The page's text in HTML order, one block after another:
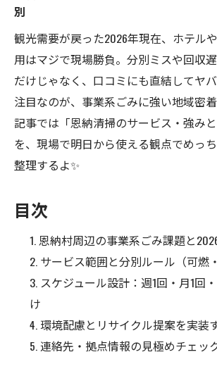
別
観光需要が戻った2026年現在、ホテル
用はマジで現場勝負。分別ミスや回収
だけじゃなく、口コミにも直結してヤ
注目なのが、事業系ごみに強い地域密
記事では「恩納清掃のサービス・強みと
を、現場で明日から使える観点でめっ
整理するよ✨
目次
恩納村周辺の事業系ごみ課題と
サービス範囲と分別ルール（可燃
スケジュール設計：週1回・月1回
け
環境配慮とリサイクル提案を実装
連絡先・拠点情報の見極めチェッ